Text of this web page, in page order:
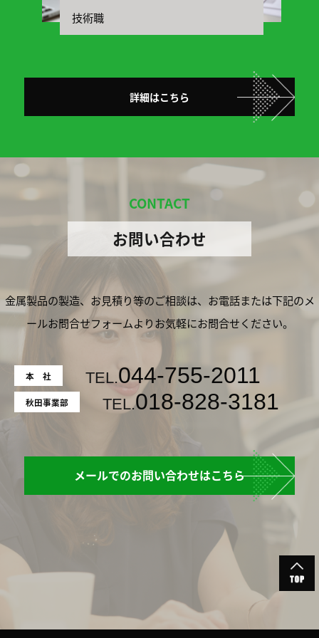
技術職
詳細はこちら
CONTACT
お問い合わせ
金属製品の製造、お見積り等のご相談は、お電話または下記のメ
ールお問合せフォームよりお気軽にお問合せください。
本 社 TEL.044-755-2011
秋田事業部 TEL.018-828-3181
メールでのお問い合わせはこちら